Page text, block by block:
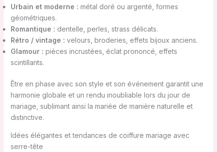
Urbain et moderne : métal doré ou argenté, formes
géométriques.
Romantique : dentelle, perles, strass délicats.
Rétro / vintage : velours, broderies, effets bijoux anciens.
Glamour : pièces incrustées, éclat prononcé, effets
scintillants.
Être en phase avec son style et son événement garantit une
harmonie globale et un rendu inoubliable lors du jour de
mariage, sublimant ainsi la mariée de manière naturelle et
distinctive.
Idées élégantes et tendances de coiffure mariage avec
serre-tête